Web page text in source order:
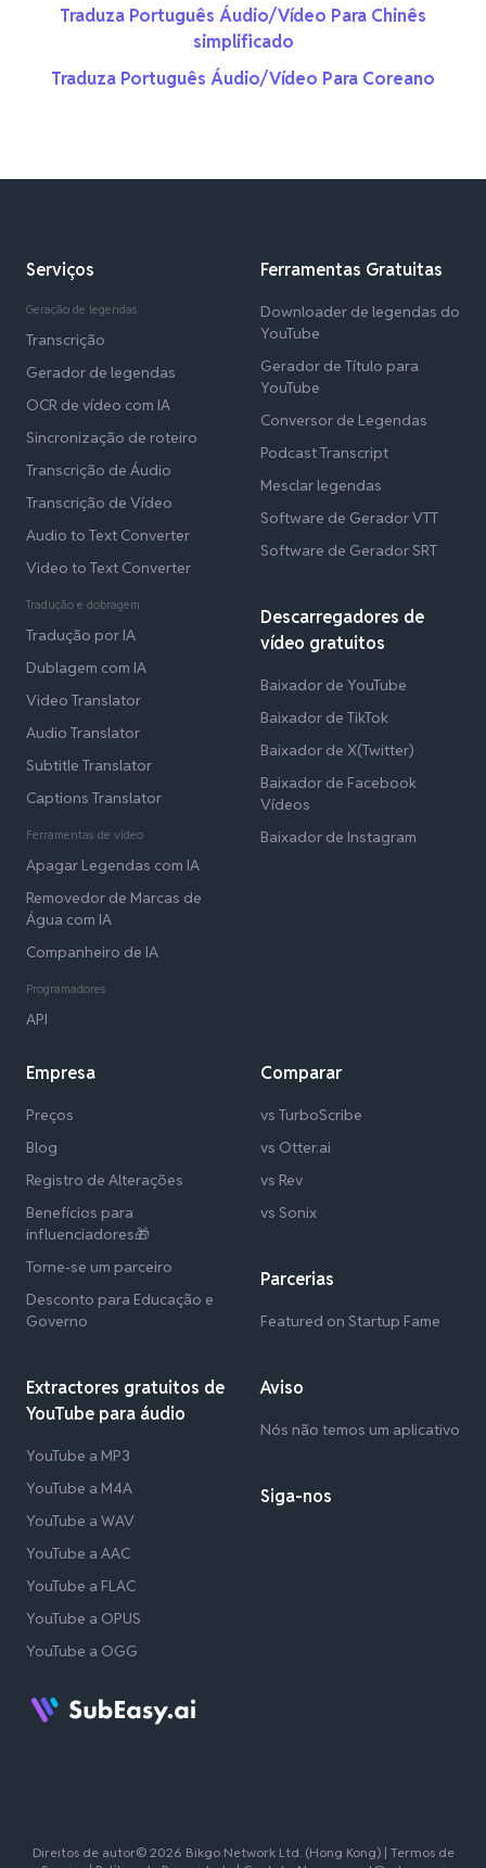
Traduza Português Áudio/Vídeo Para Chinês
simplificado
Traduza Português Áudio/Vídeo Para Coreano
Serviços
Geração de legendas
Transcrição
Gerador de legendas
OCR de vídeo com IA
Sincronização de roteiro
Transcrição de Áudio
Transcrição de Vídeo
Audio to Text Converter
Video to Text Converter
Tradução e dobragem
Tradução por IA
Dublagem com IA
Video Translator
Audio Translator
Subtitle Translator
Captions Translator
Ferramentas de vídeo
Apagar Legendas com IA
Removedor de Marcas de
Água com IA
Companheiro de IA
Programadores
API
Ferramentas Gratuitas
Downloader de legendas do
YouTube
Gerador de Título para
YouTube
Conversor de Legendas
Podcast Transcript
Mesclar legendas
Software de Gerador VTT
Software de Gerador SRT
Descarregadores de
vídeo gratuitos
Baixador de YouTube
Baixador de TikTok
Baixador de X(Twitter)
Baixador de Facebook
Vídeos
Baixador de Instagram
Empresa
Preços
Blog
Registro de Alterações
Benefícios para
influenciadores🎁
Torne-se um parceiro
Desconto para Educação e
Governo
Extractores gratuitos de
YouTube para áudio
YouTube a MP3
YouTube a M4A
YouTube a WAV
YouTube a AAC
YouTube a FLAC
YouTube a OPUS
YouTube a OGG
Comparar
vs TurboScribe
vs Otter.ai
vs Rev
vs Sonix
Parcerias
Featured on Startup Fame
Aviso
Nós não temos um aplicativo
Siga-nos
Direitos de autor© 2026 Bikgo Network Ltd. (Hong Kong) | Termos de